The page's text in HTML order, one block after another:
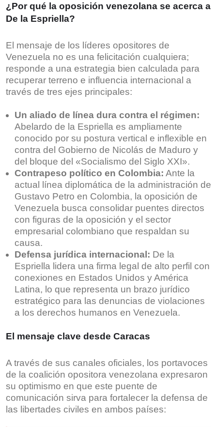
¿Por qué la oposición venezolana se acerca a
De la Espriella?
El mensaje de los líderes opositores de
Venezuela no es una felicitación cualquiera;
responde a una estrategia bien calculada para
recuperar terreno e influencia internacional a
través de tres ejes principales:
Un aliado de línea dura contra el régimen:
Abelardo de la Espriella es ampliamente
conocido por su postura vertical e inflexible en
contra del Gobierno de Nicolás de Maduro y
del bloque del «Socialismo del Siglo XXI».
Contrapeso político en Colombia: Ante la
actual línea diplomática de la administración de
Gustavo Petro en Colombia, la oposición de
Venezuela busca consolidar puentes directos
con figuras de la oposición y el sector
empresarial colombiano que respaldan su
causa.
Defensa jurídica internacional: De la
Espriella lidera una firma legal de alto perfil con
conexiones en Estados Unidos y América
Latina, lo que representa un brazo jurídico
estratégico para las denuncias de violaciones
a los derechos humanos en Venezuela.
El mensaje clave desde Caracas
A través de sus canales oficiales, los portavoces
de la coalición opositora venezolana expresaron
su optimismo en que este puente de
comunicación sirva para fortalecer la defensa de
las libertades civiles en ambos países: